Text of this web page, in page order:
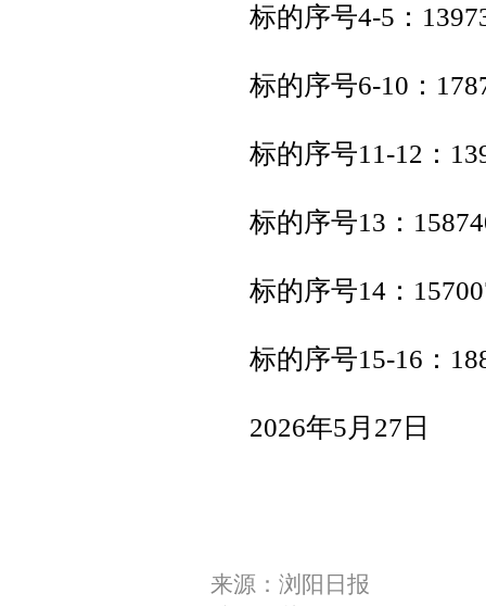
标的序号4-5：
标的序号6-10：
标的序号11-12：
标的序号13：
标的序号14：
标的序号15-16：
2026年5月27日
来源：浏阳日报